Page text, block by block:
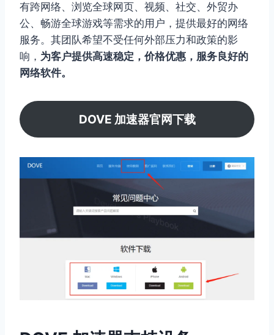
有跨网络、浏览全球网页、视频、社交、外贸办
公、畅游全球游戏等需求的用户，提供最好的网络
服务。其团队希望不受任何外部压力和政策的影
响， 为客户提供高速稳定，价格优惠，服务良好的
网络软件。
DOVE 加速器官网下载